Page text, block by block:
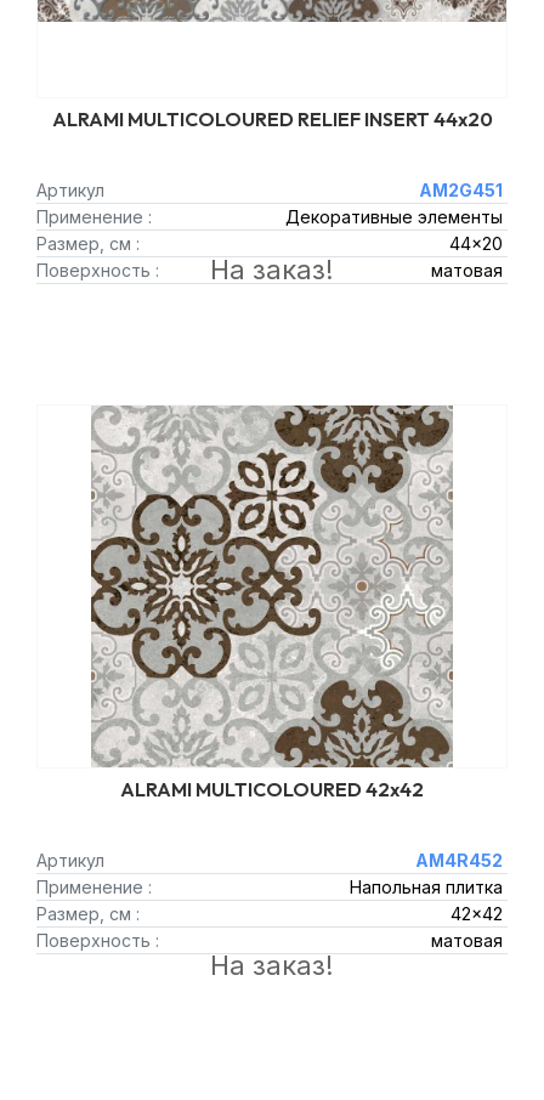
ALRAMI MULTICOLOURED RELIEF INSERT 44x20
Артикул
AM2G451
Применение :
Декоративные элементы
Размер, см :
44x20
Поверхность :
матовая
На заказ!
ALRAMI MULTICOLOURED 42x42
Артикул
AM4R452
Применение :
Напольная плитка
Размер, см :
42x42
Поверхность :
матовая
На заказ!